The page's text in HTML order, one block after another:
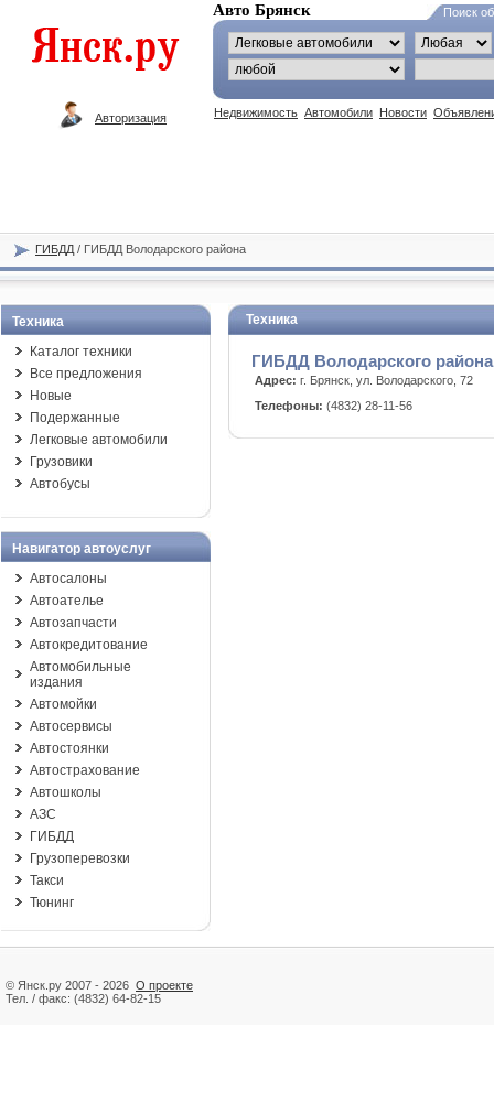
Авто Брянск Поиск
Авторизация Недвижимость Автомобили Новости
ГИБДД / ГИБДД Володарского района
Техника
Каталог техники
Все предложения
Новые
Подержанные
Легковые автомобили
Грузовики
Автобусы
Навигатор автоуслуг
Автосалоны
Автоателье
Автозапчасти
Автокредитование
Автомобильные
издания
Автомойки
Автосервисы
Автостоянки
Автострахование
Автошколы
АЗС
ГИБДД
Грузоперевозки
Такси
Тюнинг
Техника
ГИБДД Володарского района
Адрес: г. Брянск, ул. Володарского, 72
Телефоны: (4832) 28-11-56
© Янск.ру 2007 - 2026 О проекте
Тел. / факс: (4832) 64-82-15